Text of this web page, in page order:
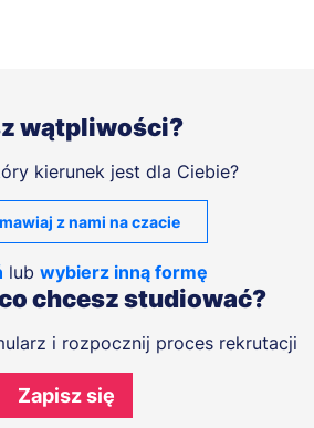
wątpliwości?
kierunek jest dla Ciebie?
z nami na czacie
lub wybierz inną formę
chcesz studiować?
i rozpocznij proces rekrutacji
Zapisz się